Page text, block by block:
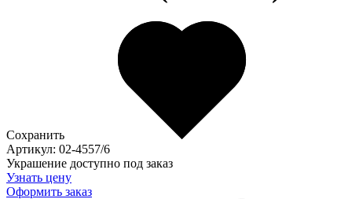
Сохранить
Артикул: 02-4557/6
Украшение доступно под заказ
Узнать цену
Оформить заказ